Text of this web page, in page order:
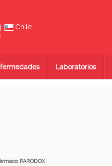
Chile
Laboratorios
PARODOX